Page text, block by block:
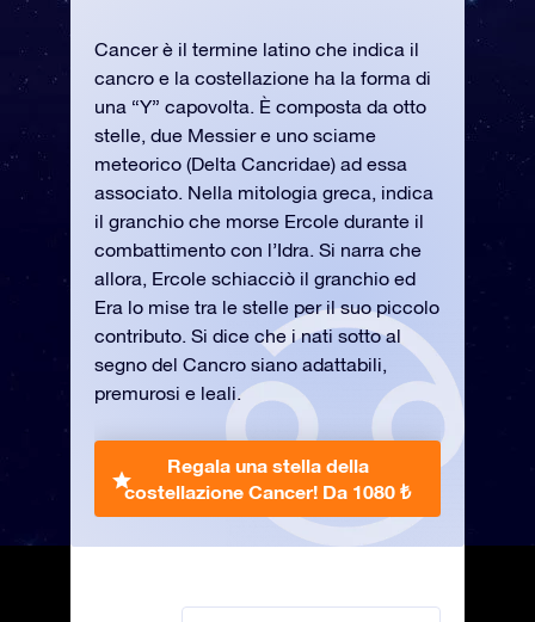
Cancer è il termine latino che indica il
cancro e la costellazione ha la forma di
una “Y” capovolta. È composta da otto
stelle, due Messier e uno sciame
meteorico (Delta Cancridae) ad essa
associato. Nella mitologia greca, indica
il granchio che morse Ercole durante il
combattimento con l’Idra. Si narra che
allora, Ercole schiacciò il granchio ed
Era lo mise tra le stelle per il suo piccolo
contributo. Si dice che i nati sotto al
segno del Cancro siano adattabili,
premurosi e leali.
Regala una stella della
costellazione Cancer! Da 1080 ₺